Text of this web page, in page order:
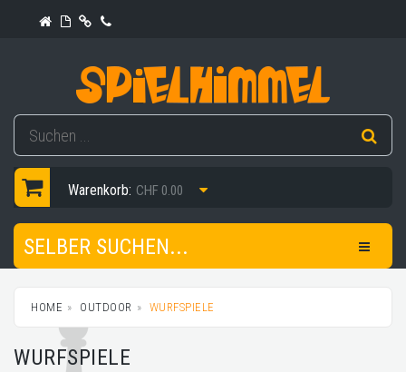
Warenkorb: CHF 0.00
SELBER SUCHEN...
HOME OUTDOOR WURFSPIELE
WURFSPIELE